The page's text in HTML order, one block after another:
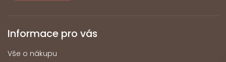
Informace pro vás
Vše o nákupu